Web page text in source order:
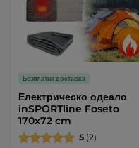
Безплатна доставка
Електрическо одеало
inSPORTline Foseto
170x72 cm
5 (2)